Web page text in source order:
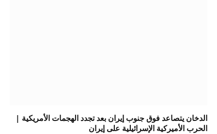
الدخان يتصاعد فوق جنوب إيران بعد تجدد الهجمات الأمريكية |
الحرب الأميركية الإسرائيلية على إيران